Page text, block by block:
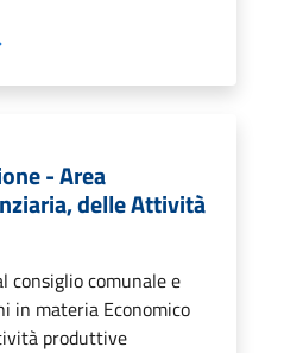
- Area
delle Attività
consiglio comunale e
in materia Economico
produttive